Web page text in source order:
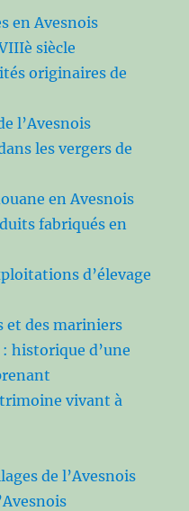
en Avesnois
siècle
originaires de
l’Avesnois
les vergers de
en Avesnois
fabriqués en
d’élevage
et des mariniers
historique d’une
vivant à
de l’Avesnois